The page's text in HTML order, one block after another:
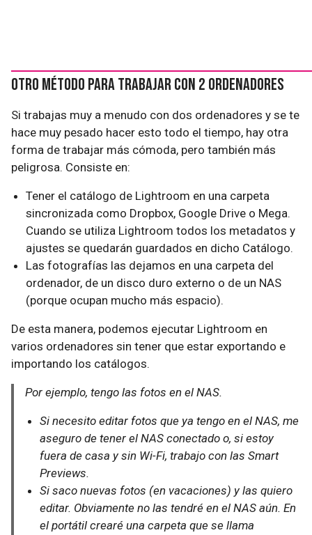
Otro método para trabajar con 2 ordenadores
Si trabajas muy a menudo con dos ordenadores y se te
hace muy pesado hacer esto todo el tiempo, hay otra
forma de trabajar más cómoda, pero también más
peligrosa. Consiste en:
Tener el catálogo de Lightroom en una carpeta
sincronizada como Dropbox, Google Drive o Mega.
Cuando se utiliza Lightroom todos los metadatos y
ajustes se quedarán guardados en dicho Catálogo.
Las fotografías las dejamos en una carpeta del
ordenador, de un disco duro externo o de un NAS
(porque ocupan mucho más espacio).
De esta manera, podemos ejecutar Lightroom en
varios ordenadores sin tener que estar exportando e
importando los catálogos.
Por ejemplo, tengo las fotos en el NAS.
Si necesito editar fotos que ya tengo en el NAS, me
aseguro de tener el NAS conectado o, si estoy
fuera de casa y sin Wi-Fi, trabajo con las Smart
Previews.
Si saco nuevas fotos (en vacaciones) y las quiero
editar. Obviamente no las tendré en el NAS aún. En
el portátil crearé una carpeta que se llama